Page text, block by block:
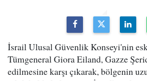
İsrail Ulusal Güvenlik Konseyi'nin
Tümgeneral Giora Eiland, Gazze
edilmesine karşı çıkarak, bölgenin